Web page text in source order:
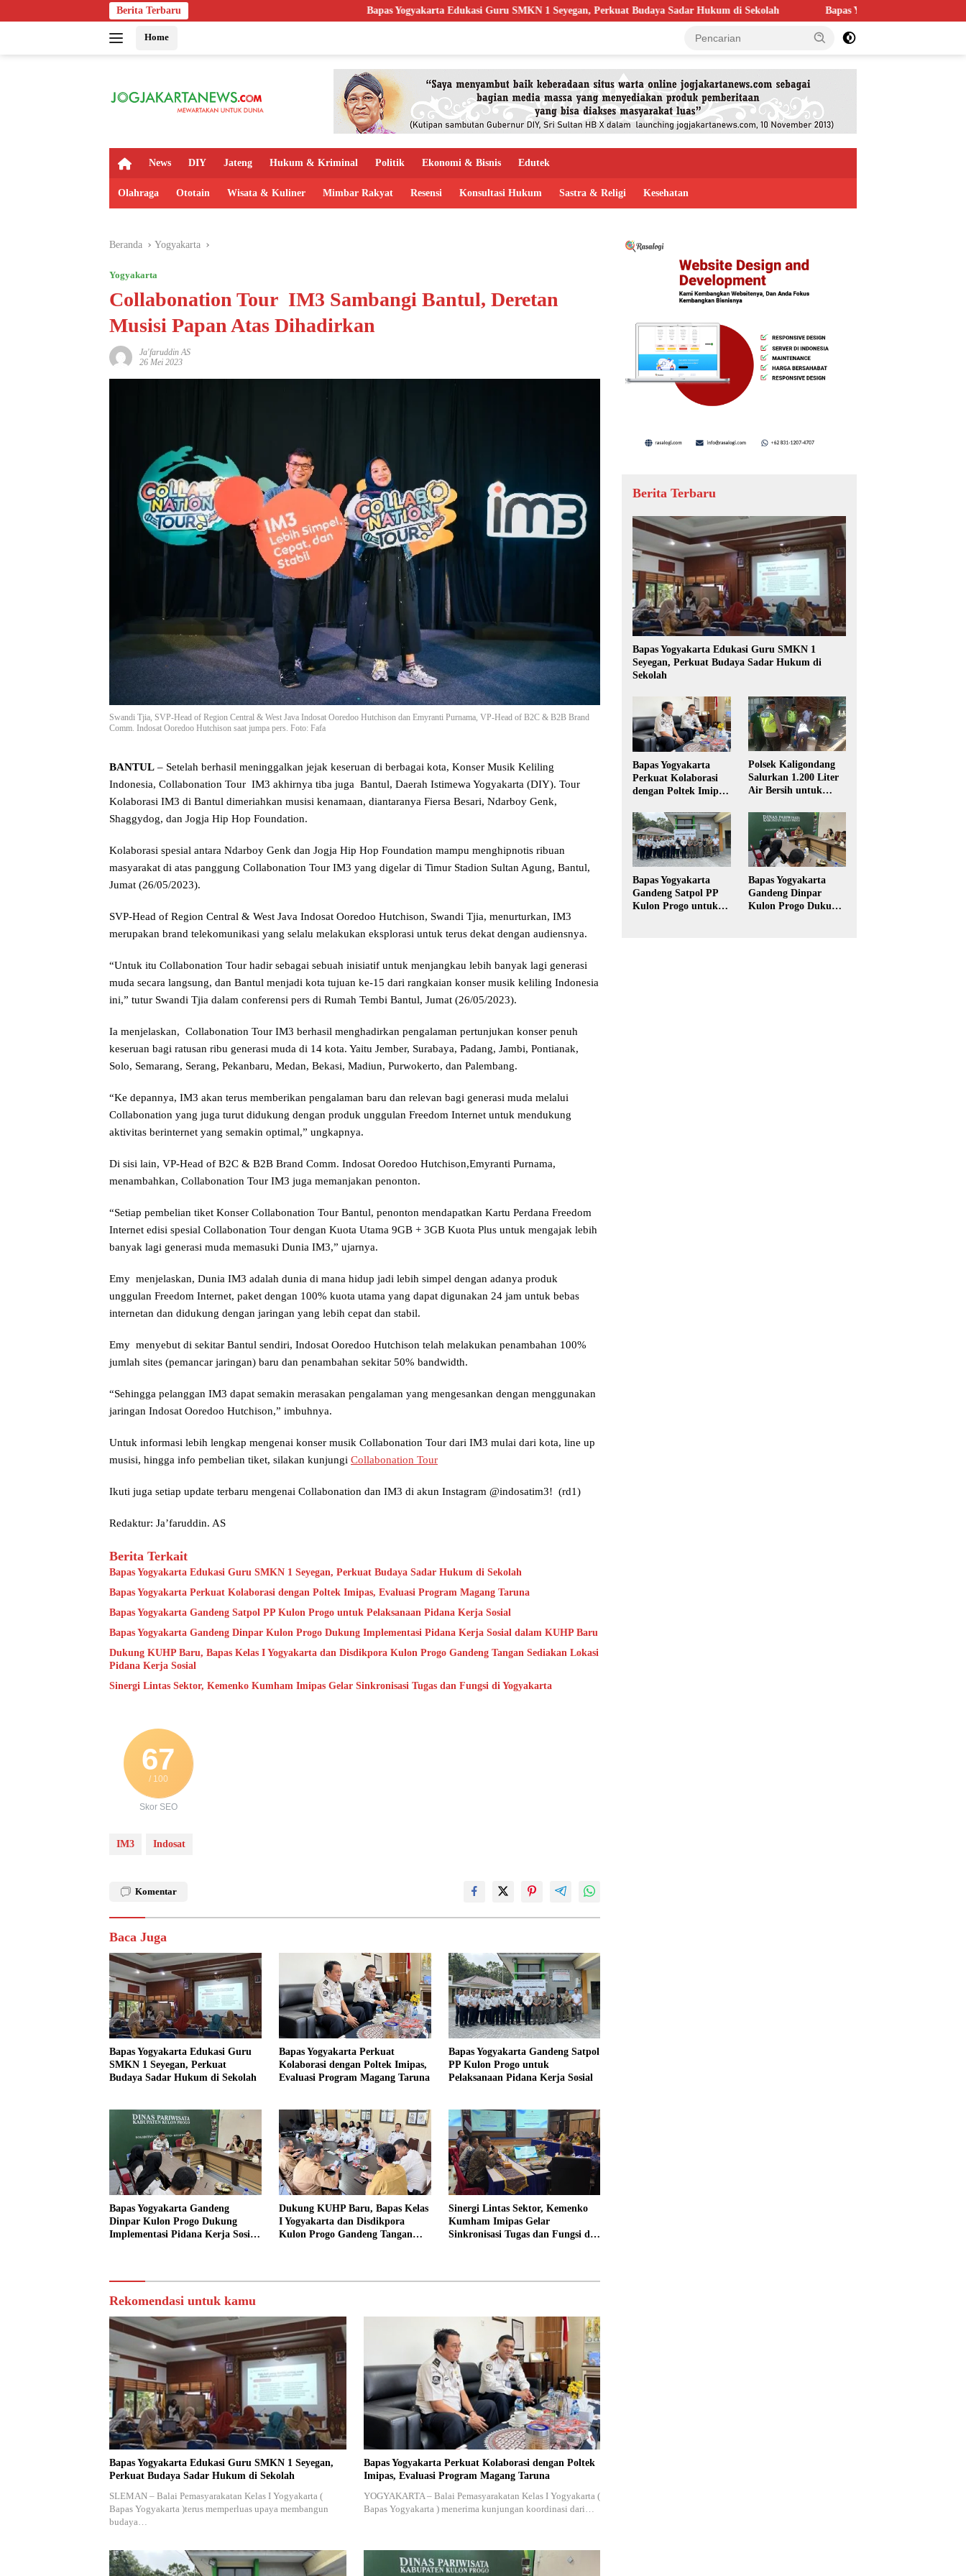
ke
Berita Terbaru Bapas Yogyakarta Edukasi Guru SMKN 1 Seyegan, Perkuat Budaya Sadar Hukum di Sekolah Bapas Yogyakarta Perkuat Kolaborasi dengan Poltek
Home
H
m
News DIY Jateng Hukum & Kriminal Politik Ekonomi & Bisnis Edutek
Olahraga Ototain Wisata & Kuliner Mimbar Rakyat Resensi Konsultasi Hukum Sastra & Religi Kesehatan
Beranda Yogyakarta
Yogyakarta
Collabonation Tour IM3 Sambangi Bantul, Deretan
Musisi Papan Atas Dihadirkan
Ja'faruddin AS
26 Mei 2023
Swandi Tjia, SVP-Head of Region Central & West Java Indosat Ooredoo Hutchison dan Emyranti Purnama, VP-Head of B2C & B2B Brand
Comm. Indosat Ooredoo Hutchison saat jumpa pers. Foto: Fafa
BANTUL – Setelah berhasil meninggalkan jejak keseruan di berbagai kota, Konser Musik Keliling
Indonesia, Collabonation Tour IM3 akhirnya tiba juga Bantul, Daerah Istimewa Yogyakarta (DIY). Tour
Kolaborasi IM3 di Bantul dimeriahkan musisi kenamaan, diantaranya Fiersa Besari, Ndarboy Genk,
Shaggydog, dan Jogja Hip Hop Foundation.
Kolaborasi spesial antara Ndarboy Genk dan Jogja Hip Hop Foundation mampu menghipnotis ribuan
masyarakat di atas panggung Collabonation Tour IM3 yang digelar di Timur Stadion Sultan Agung, Bantul,
Jumat (26/05/2023).
SVP-Head of Region Central & West Java Indosat Ooredoo Hutchison, Swandi Tjia, menurturkan, IM3
merupakan brand telekomunikasi yang selalu melakukan eksplorasi untuk terus dekat dengan audiensnya.
“Untuk itu Collabonation Tour hadir sebagai sebuah inisiatif untuk menjangkau lebih banyak lagi generasi
muda secara langsung, dan Bantul menjadi kota tujuan ke-15 dari rangkaian konser musik keliling Indonesia
ini,” tutur Swandi Tjia dalam conferensi pers di Rumah Tembi Bantul, Jumat (26/05/2023).
Ia menjelaskan, Collabonation Tour IM3 berhasil menghadirkan pengalaman pertunjukan konser penuh
keseruan bagi ratusan ribu generasi muda di 14 kota. Yaitu Jember, Surabaya, Padang, Jambi, Pontianak,
Solo, Semarang, Serang, Pekanbaru, Medan, Bekasi, Madiun, Purwokerto, dan Palembang.
“Ke depannya, IM3 akan terus memberikan pengalaman baru dan relevan bagi generasi muda melalui
Collabonation yang juga turut didukung dengan produk unggulan Freedom Internet untuk mendukung
aktivitas berinternet yang semakin optimal,” ungkapnya.
Di sisi lain, VP-Head of B2C & B2B Brand Comm. Indosat Ooredoo Hutchison,Emyranti Purnama,
menambahkan, Collabonation Tour IM3 juga memanjakan penonton.
“Setiap pembelian tiket Konser Collabonation Tour Bantul, penonton mendapatkan Kartu Perdana Freedom
Internet edisi spesial Collabonation Tour dengan Kuota Utama 9GB + 3GB Kuota Plus untuk mengajak lebih
banyak lagi generasi muda memasuki Dunia IM3,” ujarnya.
Emy menjelaskan, Dunia IM3 adalah dunia di mana hidup jadi lebih simpel dengan adanya produk
unggulan Freedom Internet, paket dengan 100% kuota utama yang dapat digunakan 24 jam untuk bebas
internetan dan didukung dengan jaringan yang lebih cepat dan stabil.
Emy menyebut di sekitar Bantul sendiri, Indosat Ooredoo Hutchison telah melakukan penambahan 100%
jumlah sites (pemancar jaringan) baru dan penambahan sekitar 50% bandwidth.
“Sehingga pelanggan IM3 dapat semakin merasakan pengalaman yang mengesankan dengan menggunakan
jaringan Indosat Ooredoo Hutchison,” imbuhnya.
Untuk informasi lebih lengkap mengenai konser musik Collabonation Tour dari IM3 mulai dari kota, line up
musisi, hingga info pembelian tiket, silakan kunjungi Collabonation Tour
Ikuti juga setiap update terbaru mengenai Collabonation dan IM3 di akun Instagram @indosatim3! (rd1)
Redaktur: Ja’faruddin. AS
Berita Terkait
Bapas Yogyakarta Edukasi Guru SMKN 1 Seyegan, Perkuat Budaya Sadar Hukum di Sekolah
Bapas Yogyakarta Perkuat Kolaborasi dengan Poltek Imipas, Evaluasi Program Magang Taruna
Bapas Yogyakarta Gandeng Satpol PP Kulon Progo untuk Pelaksanaan Pidana Kerja Sosial
Bapas Yogyakarta Gandeng Dinpar Kulon Progo Dukung Implementasi Pidana Kerja Sosial dalam KUHP Baru
Dukung KUHP Baru, Bapas Kelas I Yogyakarta dan Disdikpora Kulon Progo Gandeng Tangan Sediakan Lokasi
Pidana Kerja Sosial
Sinergi Lintas Sektor, Kemenko Kumham Imipas Gelar Sinkronisasi Tugas dan Fungsi di Yogyakarta
67
/ 100
Skor SEO
IM3 Indosat
Komentar
Baca Juga
Bapas Yogyakarta Edukasi Guru
SMKN 1 Seyegan, Perkuat
Budaya Sadar Hukum di Sekolah
Bapas Yogyakarta Perkuat
Kolaborasi dengan Poltek Imipas,
Evaluasi Program Magang Taruna
Bapas Yogyakarta Gandeng Satpol
PP Kulon Progo untuk
Pelaksanaan Pidana Kerja Sosial
Bapas Yogyakarta Gandeng
Dinpar Kulon Progo Dukung
Implementasi Pidana Kerja Sosial
Dukung KUHP Baru, Bapas Kelas
I Yogyakarta dan Disdikpora
Kulon Progo Gandeng Tangan
Sinergi Lintas Sektor, Kemenko
Kumham Imipas Gelar
Sinkronisasi Tugas dan Fungsi di
Rekomendasi untuk kamu
Bapas Yogyakarta Edukasi Guru SMKN 1 Seyegan,
Perkuat Budaya Sadar Hukum di Sekolah
SLEMAN – Balai Pemasyarakatan Kelas I Yogyakarta (
Bapas Yogyakarta )terus memperluas upaya membangun
budaya…
Bapas Yogyakarta Perkuat Kolaborasi dengan Poltek
Imipas, Evaluasi Program Magang Taruna
YOGYAKARTA – Balai Pemasyarakatan Kelas I Yogyakarta (
Bapas Yogyakarta ) menerima kunjungan koordinasi dari…
Berita Terbaru
Bapas Yogyakarta Edukasi Guru SMKN 1
Seyegan, Perkuat Budaya Sadar Hukum di
Sekolah
Bapas Yogyakarta
Perkuat Kolaborasi
dengan Poltek Imipas,
Magang Taruna
Polsek Kaligondang
Salurkan 1.200 Liter
Air Bersih untuk
Kekeringan di
Purbalingga
Bapas Yogyakarta
Gandeng Satpol PP
Kulon Progo untuk
Bapas Yogyakarta
Gandeng Dinpar
Kulon Progo Dukung